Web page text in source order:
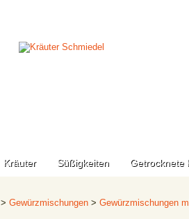
Kräuter Süßigkeiten Getrocknete
> Gewürzmischungen > Gewürzmischungen